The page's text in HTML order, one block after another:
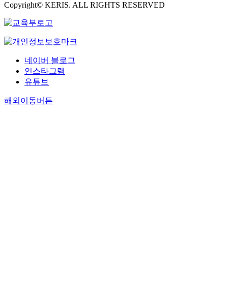
Copyright© KERIS. ALL RIGHTS RESERVED
네이버 블로그
인스타그램
유튜브
해외이동버튼